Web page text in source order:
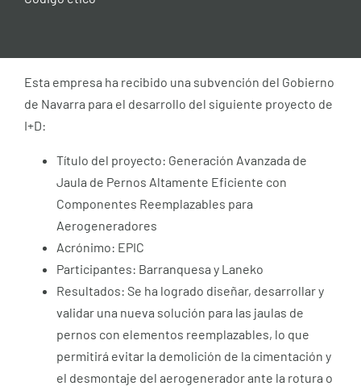
Esta empresa ha recibido una subvención del Gobierno
de Navarra para el desarrollo del siguiente proyecto de
I+D:
Título del proyecto: Generación Avanzada de
Jaula de Pernos Altamente Eficiente con
Componentes Reemplazables para
Aerogeneradores
Acrónimo: EPIC
Participantes: Barranquesa y Laneko
Resultados: Se ha logrado diseñar, desarrollar y
validar una nueva solución para las jaulas de
pernos con elementos reemplazables, lo que
permitirá evitar la demolición de la cimentación y
el desmontaje del aerogenerador ante la rotura o